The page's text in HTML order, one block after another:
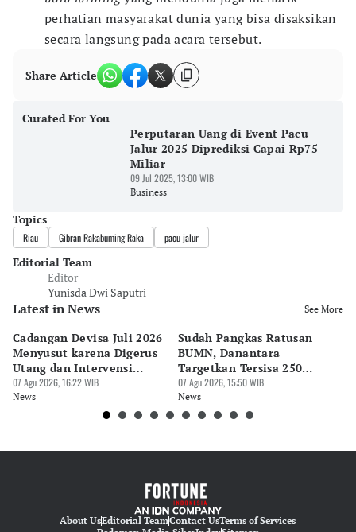
perhatian masyarakat dunia yang bisa disaksikan
secara langsung pada acara tersebut.
Share Article
Curated For You
Perputaran Uang di Event Pacu
Jalur 2025 Diprediksi Capai Rp75
Miliar
09 Jul 2025, 13:00 WIB
Business
Topics
Riau Gibran Rakabuming Raka pacu jalur
Editorial Team
Editor
Yunisda Dwi Saputri
Latest in News See More
Cadangan Devisa Juli 2026
Menyusut karena Digerus
Utang dan Intervensi
Rupiah
07 Agu 2026, 16:22 WIB
News
Sudah Pangkas Ratusan
BUMN, Danantara
Targetkan Tersisa 250
Perusahaan
07 Agu 2026, 15:50 WIB
News
About UsEditorial TeamContact UsTerms of Services